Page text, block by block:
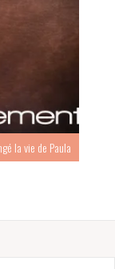
la vie de Paula